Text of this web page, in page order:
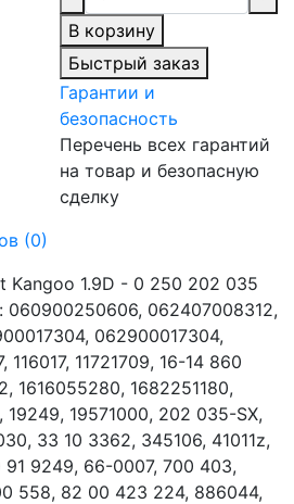
В корзину
Быстрый заказ
Гарантии и
безопасность
Перечень всех гарантий
на товар и безопасную
сделку
(0)
Kangoo 1.9D - 0 250 202 035
060900250606, 062407008312,
062900017304,
116017, 11721709, 16-14 860
1616055280, 1682251180,
19249, 19571000, 202 035-SX,
33 10 3362, 345106, 41011z,
91 9249, 66-0007, 700 403,
558, 82 00 423 224, 886044,